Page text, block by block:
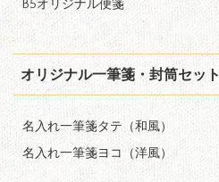
B5オリジナル便箋
オリジナル一筆箋・封筒セット
名入れ一筆箋タテ（和風）
名入れ一筆箋ヨコ（洋風）